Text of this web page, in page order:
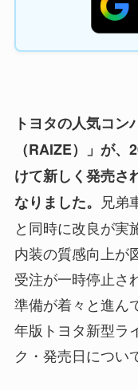
トヨタの人気コン
（RAIZE）」が
けて新しく発売さ
なりました。 兄弟
と同時に改良が実
内装の質感向上が
受注が一時停止さ
準備が着々と進ん
年版トヨタ新型ラ
ク・発売日につい